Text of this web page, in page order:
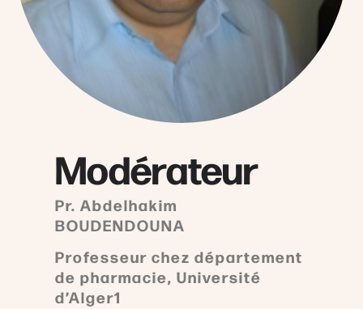
Modérateur
Pr. Abdelhakim
BOUDENDOUNA
Professeur chez département
de pharmacie, Université
d’Alger1